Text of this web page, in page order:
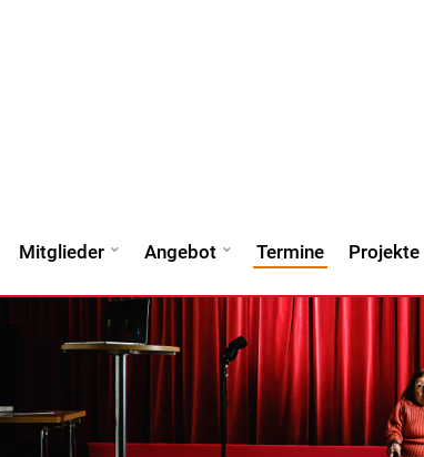
Mitglieder Angebot Termine Projekte